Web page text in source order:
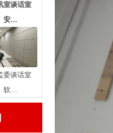
室谈话室
安…
委谈话室
软…